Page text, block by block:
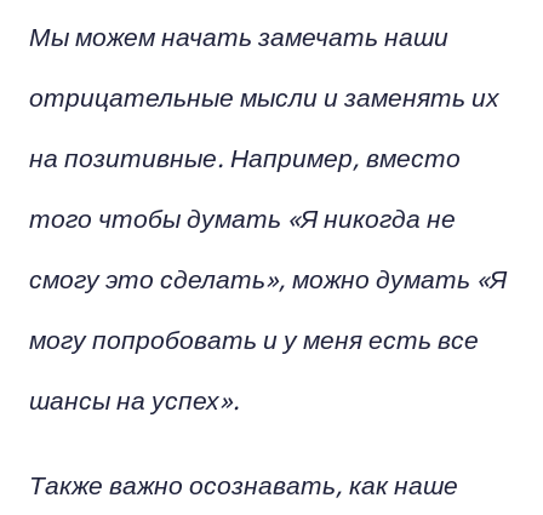
Мы можем начать замечать наши
отрицательные мысли и заменять их
на позитивные. Например, вместо
того чтобы думать «Я никогда не
смогу это сделать», можно думать «Я
могу попробовать и у меня есть все
шансы на успех».
Также важно осознавать, как наше